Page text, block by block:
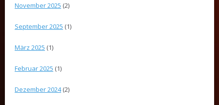
November 2025 (2)
September 2025 (1)
März 2025 (1)
Februar 2025 (1)
Dezember 2024(2)